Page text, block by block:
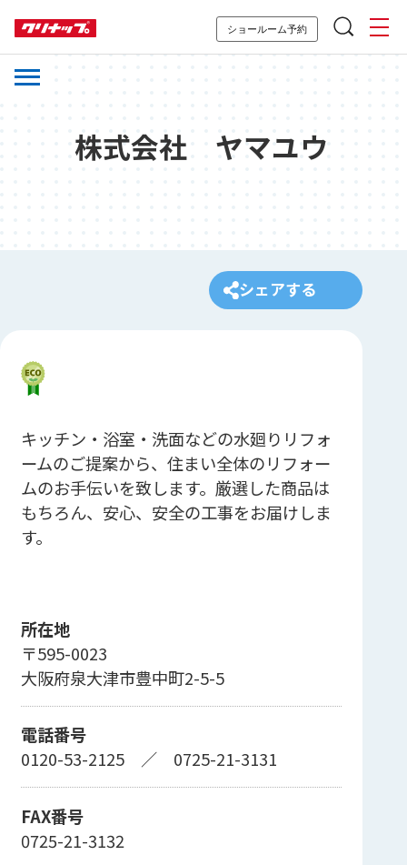
ショールーム予約
株式会社 ヤマユウ
シェアする
キッチン・浴室・洗面などの水廻りリフォ
ームのご提案から、住まい全体のリフォー
ムのお手伝いを致します。厳選した商品は
もちろん、安心、安全の工事をお届けしま
す。
所在地
〒595-0023
大阪府泉大津市豊中町2-5-5
電話番号
0120-53-2125／ 0725-21-3131
FAX番号
0725-21-3132